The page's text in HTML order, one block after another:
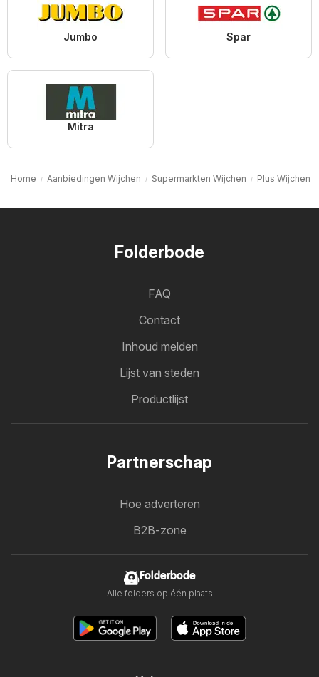
Jumbo Spar
Mitra
Home Aanbiedingen Wijchen Supermarkten Wijchen Plus Wijchen
Folderbode
FAQ
Contact
Inhoud melden
Lijst van steden
Productlijst
Partnerschap
Hoe adverteren
B2B-zone
Folderbode
Alle folders op één plaats